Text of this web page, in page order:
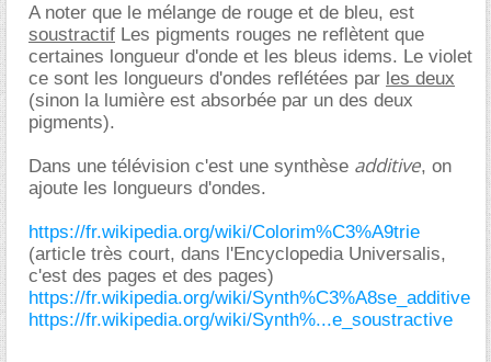
A noter que le mélange de rouge et de bleu, est
soustractif Les pigments rouges ne reflètent que
certaines longueur d'onde et les bleus idems. Le violet
ce sont les longueurs d'ondes reflétées par les deux
(sinon la lumière est absorbée par un des deux
pigments).
Dans une télévision c'est une synthèse additive, on
ajoute les longueurs d'ondes.
https://fr.wikipedia.org/wiki/Colorim%C3%A9trie
(article très court, dans l'Encyclopedia Universalis,
c'est des pages et des pages)
https://fr.wikipedia.org/wiki/Synth%C3%A8se_additive
https://fr.wikipedia.org/wiki/Synth%...e_soustractive